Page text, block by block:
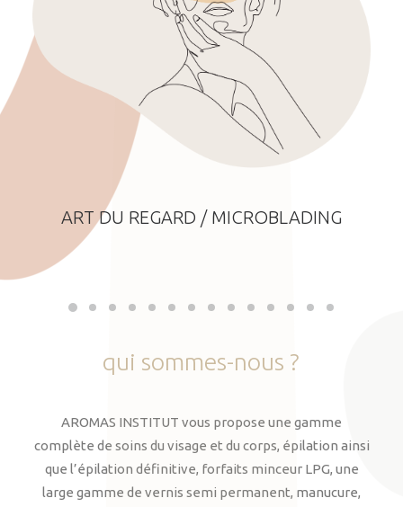
ART DU REGARD / MICROBLADING
qui sommes-nous ?
AROMAS INSTITUT vous propose une gamme
complète de soins du visage et du corps, épilation ainsi
que l’épilation définitive, forfaits minceur LPG, une
large gamme de vernis semi permanent, manucure,